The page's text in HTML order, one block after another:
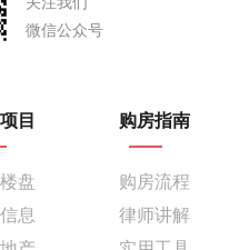
微信公众号
目
盘
息
购房指南
购房流程
律师讲解